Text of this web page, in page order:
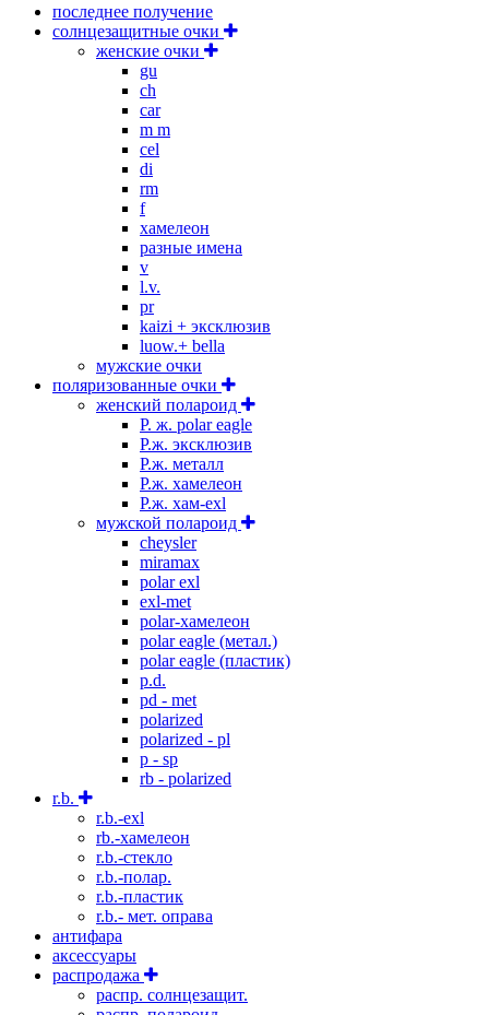
последнее получение
солнцезащитные очки
женские очки
gu
ch
car
m m
cel
di
rm
f
хамелеон
разные имена
v
l.v.
pr
kaizi + эксклюзив
luow.+ bella
мужские очки
поляризованные очки
женский полароид
P. ж. polar eagle
P.ж. эксклюзив
Р.ж. металл
P.ж. хамелеон
Р.ж. хам-exl
мужской полароид
cheysler
miramax
polar exl
exl-met
polar-хамелеон
polar eagle (метал.)
polar eagle (пластик)
p.d.
pd - met
polarized
polarized - pl
p - sp
rb - polarized
r.b.
r.b.-exl
rb.-хамелеон
r.b.-стекло
r.b.-полар.
r.b.-пластик
r.b.- мет. оправа
антифара
аксессуары
распродажа
распр. солнцезащит.